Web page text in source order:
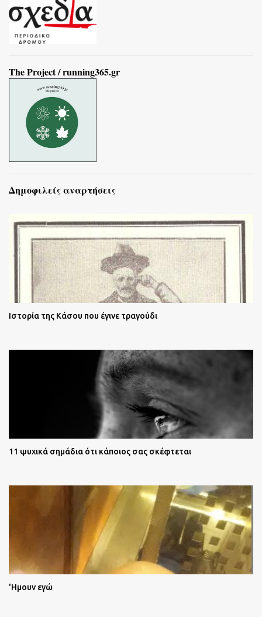
The Project / running365.gr
Δημοφιλείς αναρτήσεις
Ιστορία της Κάσου που έγινε τραγούδι
11 ψυχικά σημάδια ότι κάποιος σας σκέφτεται
'Ημουν εγώ